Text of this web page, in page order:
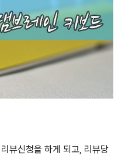
뷰신청을 하게 되고, 리뷰당